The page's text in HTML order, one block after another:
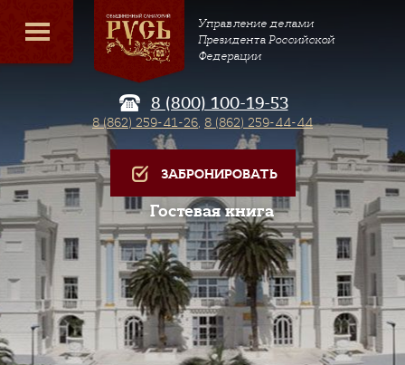
Управление делами
Президента Российской
Федерации
8 (800) 100-19-53
8 (862) 259-41-26, 8 (862) 259-44-44
ЗАБРОНИРОВАТЬ
Гостевая книга